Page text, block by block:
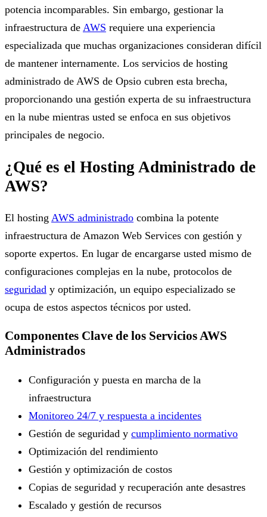
potencia incomparables. Sin embargo, gestionar la
infraestructura de AWS requiere una experiencia
especializada que muchas organizaciones consideran difícil
de mantener internamente. Los servicios de hosting
administrado de AWS de Opsio cubren esta brecha,
proporcionando una gestión experta de su infraestructura
en la nube mientras usted se enfoca en sus objetivos
principales de negocio.
¿Qué es el Hosting Administrado de
AWS?
El hosting AWS administrado combina la potente
infraestructura de Amazon Web Services con gestión y
soporte expertos. En lugar de encargarse usted mismo de
configuraciones complejas en la nube, protocolos de
seguridad y optimización, un equipo especializado se
ocupa de estos aspectos técnicos por usted.
Componentes Clave de los Servicios AWS
Administrados
Configuración y puesta en marcha de la
infraestructura
Monitoreo 24/7 y respuesta a incidentes
Gestión de seguridad y cumplimiento normativo
Optimización del rendimiento
Gestión y optimización de costos
Copias de seguridad y recuperación ante desastres
Escalado y gestión de recursos